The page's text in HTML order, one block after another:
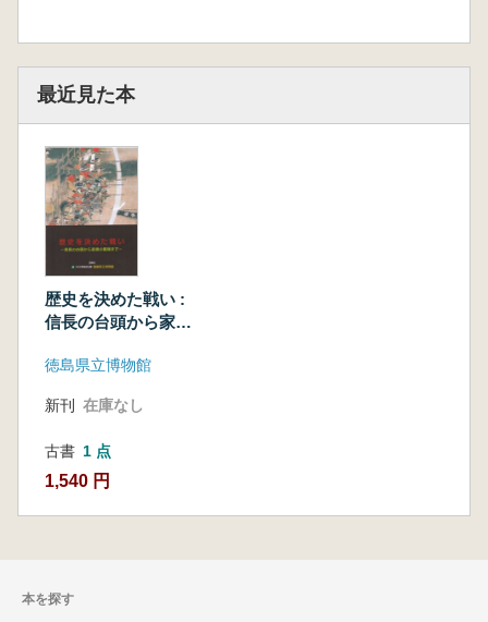
最近見た本
歴史を決めた戦い :
信長の台頭から家康
徳島県立博物館
新刊 在庫なし
古書 1 点
1,540 円
本を探す